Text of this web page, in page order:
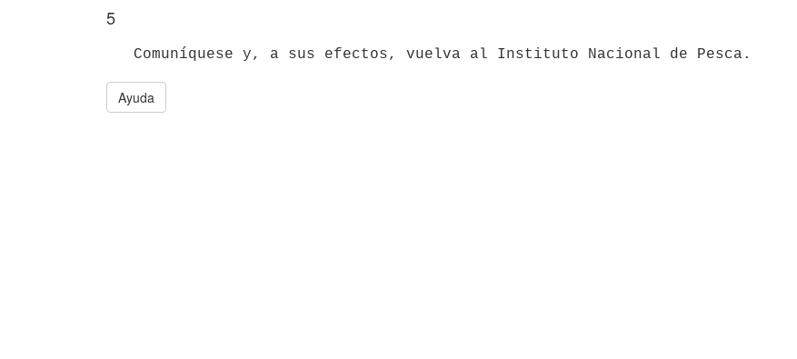
5
Ayuda